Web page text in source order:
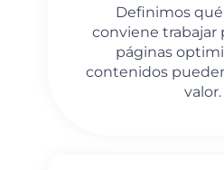
Definimos
conviene trabajar
páginas
contenidos
valor.